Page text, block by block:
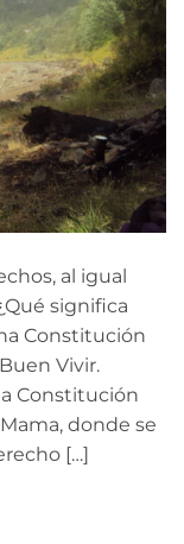
al igual
significa
Constitución
Vivir.
Constitución
donde se
[…]